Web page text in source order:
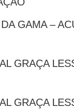
GAMA –
GRAÇA
GRAÇA